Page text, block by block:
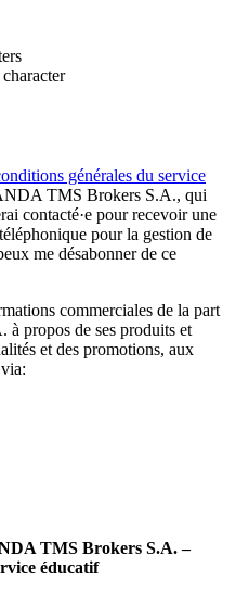
générales du service
TMS Brokers S.A., qui
contacté·e pour recevoir une
pour la gestion de
me désabonner de ce
commerciales de la part
propos de ses produits et
et des promotions, aux
TMS Brokers S.A. –
éducatif